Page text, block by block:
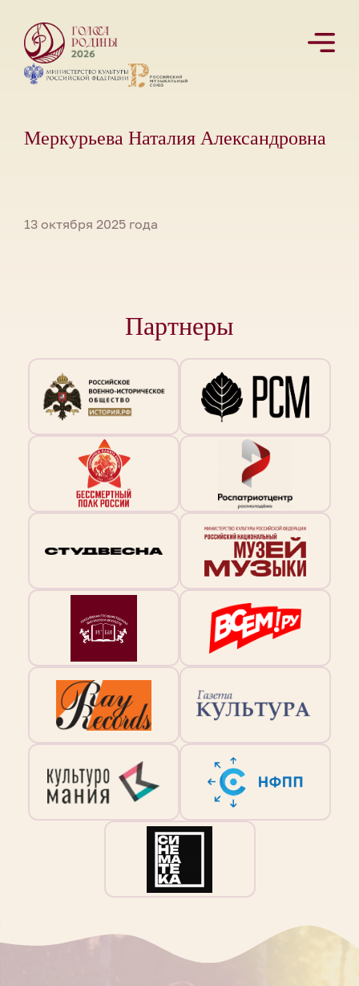
Меркурьева Наталия Александровна
13 октября 2025 года
Партнеры